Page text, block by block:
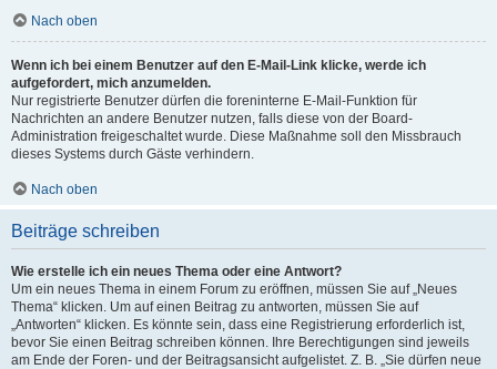
Nach oben
Wenn ich bei einem Benutzer auf den E-Mail-Link klicke, werde ich
aufgefordert, mich anzumelden.
Nur registrierte Benutzer dürfen die foreninterne E-Mail-Funktion für
Nachrichten an andere Benutzer nutzen, falls diese von der Board-
Administration freigeschaltet wurde. Diese Maßnahme soll den Missbrauch
dieses Systems durch Gäste verhindern.
Nach oben
Beiträge schreiben
Wie erstelle ich ein neues Thema oder eine Antwort?
Um ein neues Thema in einem Forum zu eröffnen, müssen Sie auf „Neues
Thema“ klicken. Um auf einen Beitrag zu antworten, müssen Sie auf
„Antworten“ klicken. Es könnte sein, dass eine Registrierung erforderlich ist,
bevor Sie einen Beitrag schreiben können. Ihre Berechtigungen sind jeweils
am Ende der Foren- und der Beitragsansicht aufgelistet. Z. B. „Sie dürfen neue